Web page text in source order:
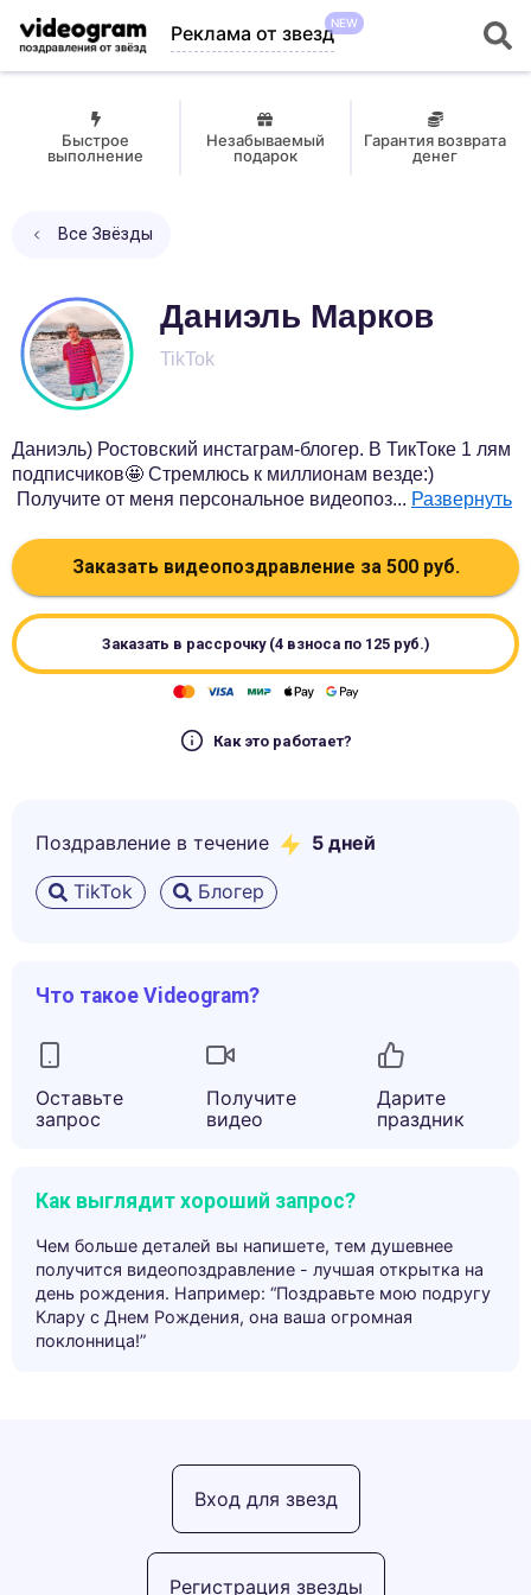
Реклама от звездNEW
Быстрое
выполнение
Незабываемый
подарок
Гарантия возврата
денег
Все Звёзды
Даниэль Марков
TikTok
Даниэль) Ростовский инстаграм-блогер. В ТикТоке 1 лям
подписчиков🤩 Стремлюсь к миллионам везде:)
Получите от меня персональное видеопоз... Развернуть
Заказать видеопоздравление за 500руб.
Заказать в рассрочку (4 взноса по 125руб.)
Как это работает?
Поздравление в течение 5 дней
TikTok Блогер
Что такое Videogram?
Оставьте
запрос
Получите
видео
Дарите
праздник
Как выглядит хороший запрос?
Чем больше деталей вы напишете, тем душевнее
получится видеопоздравление - лучшая открытка на
день рождения. Например: “Поздравьте мою подругу
Клару с Днем Рождения, она ваша огромная
поклонница!”
Регистрация звезды
Вход для звезд